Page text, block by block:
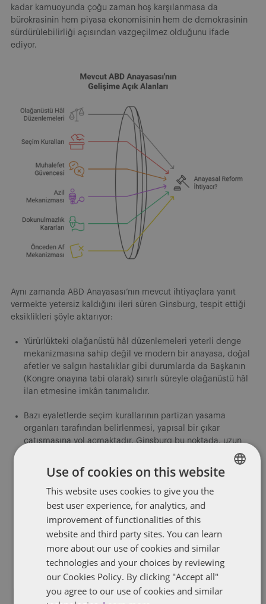
kadar kamuoyunda çoğu zaman hoş karşılanmasa da
bürokrasinin hem piyasa ekonomisinin hem de demokrasinin
sürdürülebilirliği açısından vazgeçilmez olduğunu ifade
ediyor.
Aynı zamanda ABD Anayasası’nın mevcut ihtiyaçlara yanıt
vermekte yetersiz kaldığını ileri süren Ginsburg, tespit ettiği
eksiklikleri şöyle aktarıyor:
Yürürlükteki olağanüstü hâl düzenlemeleri yeterli denge
mekanizmasına sahip değil ve modern bir anayasa, doğal
afetler ve salgın hastalıklar gibi durumlarda da Başkanın
(Kongre onayına tabi olarak) sınırlı süreyle olağanüstü hâl
ilan etmesine imkân tanımalıdır.
Bazı eyaletlerde seçim kurallarının partizan yasama
organları tarafından belirlenmesi, yapısal bir çıkar
çatışmasına yol açmaktadır. Ginsburg bu noktada, uzun
yıllardır belirli bir partinin lehine işleyen, kurumsallaşmış
bir meclis yapısı olan Wisconsin eyaletini bu sorunun en
belirgin örneklerinden biri olarak nitelendiriyor.
ABD’de muhalefet güvencesi bulunmamaktadır.
Filibuster
” (mecliste konuşarak oylamayı engelleme) gibi
uygulamalar yalnızca teamüle dayalıdır; yapısal bir koruma
mekanizması değildir ve kolaylıkla kaldırılabilir.
impeachment ) mekanizması, başkanlar söz konusu
olduğunda, işlevsiz kalmaktadır.
Trump dönemine ait dokunulmazlık kararları, eski
ENGLISH
Use of cookies on this website
This website uses cookies to give you the
best user experience, for analytics, and
improvement of functionalities of this
website and third party sites. You can learn
more about our use of cookies and similar
technologies and your choices by reviewing
our Cookies Policy. By clicking "Accept all"
you agree to our use of cookies and similar